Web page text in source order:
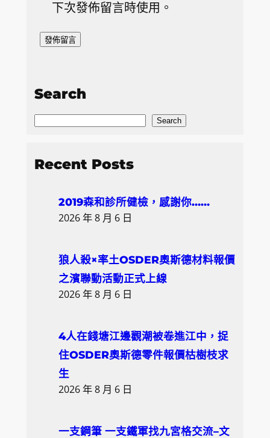
下次發佈留言時使用。
Search
S
a
Search
Recent Posts
2019森和診所健檢，感謝你……
2026 年 8 月 6 日
狼人殺×率土OSDER奧斯德材料報價
之濱聯動活動正式上線
2026 年 8 月 6 日
4人在錢塘江邊觀潮被卷進江中，捉
住OSDER奧斯德零件報價枯樹枝求
生
2026 年 8 月 6 日
一支鋼筆 一支鐵軍找九宮格交流–文